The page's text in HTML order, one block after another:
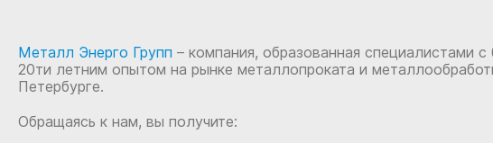
Металл Энерго Групп – компания, образованная специалистами с
20ти летним опытом на рынке металлопроката и
Петербурге.
Обращаясь к нам, вы получите: